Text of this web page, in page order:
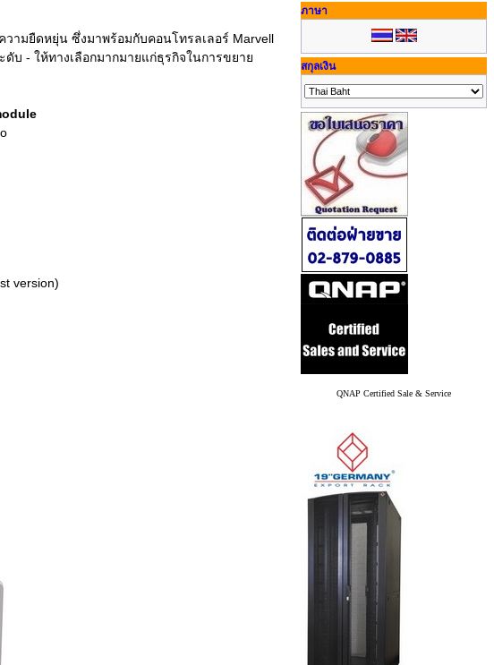
ามยืดหยุ่น ซึ่งมาพร้อมกับคอนโทรลเลอร์ Marvell
ดับ - ให้ทางเลือกมากมายแก่ธุรกิจในการขยาย
version)
ภาษา
สกุลเงิน
QNAP Certified Sale & Service